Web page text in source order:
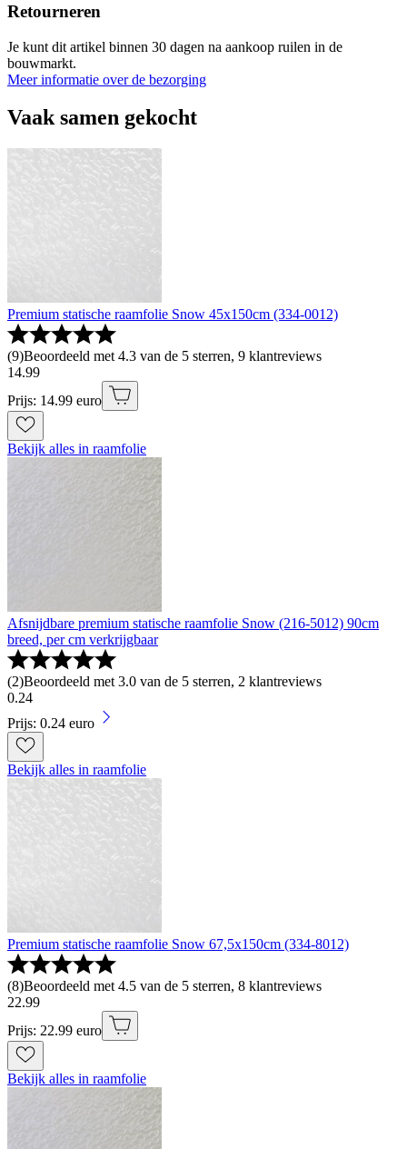
Retourneren
Je kunt dit artikel binnen 30 dagen na aankoop ruilen in de
bouwmarkt.
Meer informatie over de bezorging
Vaak samen gekocht
Premium statische raamfolie Snow 45x150cm (334-0012)
(9)Beoordeeld met 4.3 van de 5 sterren, 9 klantreviews
14.99
Prijs: 14.99 euro
Bekijk alles in raamfolie
Afsnijdbare premium statische raamfolie Snow (216-5012) 90cm
breed, per cm verkrijgbaar
(2)Beoordeeld met 3.0 van de 5 sterren, 2 klantreviews
0.24
Prijs: 0.24 euro
Bekijk alles in raamfolie
Premium statische raamfolie Snow 67,5x150cm (334-8012)
(8)Beoordeeld met 4.5 van de 5 sterren, 8 klantreviews
22.99
Prijs: 22.99 euro
Bekijk alles in raamfolie